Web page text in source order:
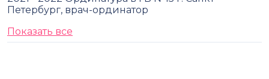
Петербург, врач-ординатор
Показать все